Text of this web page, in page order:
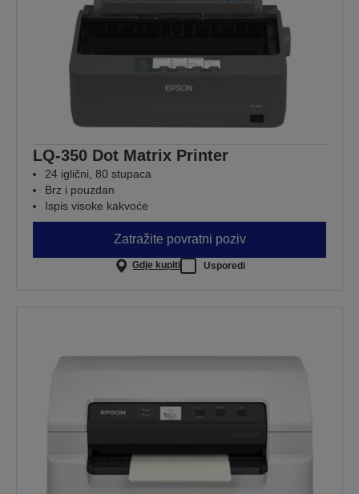
LQ-350 Dot Matrix Printer
24 iglični, 80 stupaca
Brz i pouzdan
Ispis visoke kakvoće
Zatražite povratni poziv
Gdje kupiti Usporedi